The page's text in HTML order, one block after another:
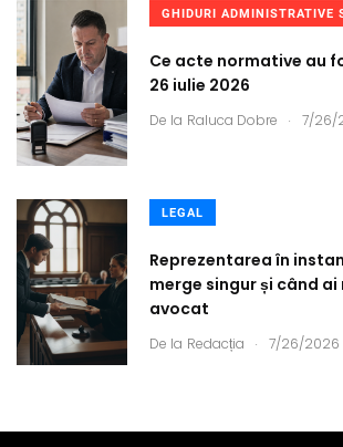
GHIDURI ADMINISTRATIVE
Ce acte normative au
26 iulie 2026
De la Raluca Dobre . 7/26/
LEGAL
Reprezentarea în
merge singur și când ai
avocat
De la Redacția . 7/26/2026